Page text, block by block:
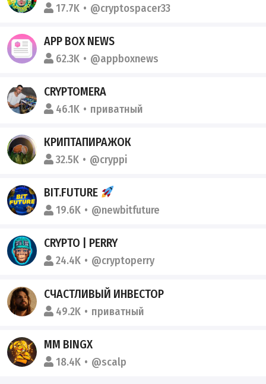
17.7K @cryptospacer33
APP BOX NEWS
62.3K @appboxnews
CRYPTOMERA
46.1K приватный
КРИПТАПИРАЖОК
32.5K @cryppi
BIT.FUTURE
19.6K @newbitfuture
CRYPTO | PERRY
24.4K @cryptoperry
СЧАСТЛИВЫЙ ИНВЕСТОР
49.2K приватный
MM BINGX
18.4K @scalp